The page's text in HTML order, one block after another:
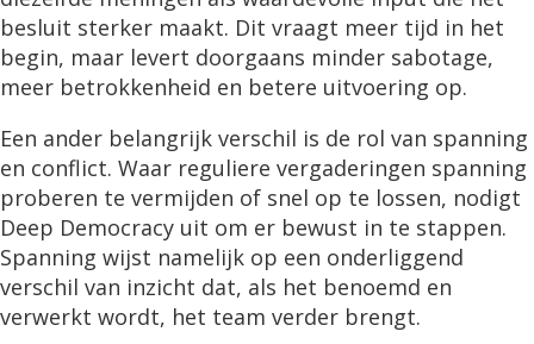
besluit sterker maakt. Dit vraagt meer tijd in het
begin, maar levert doorgaans minder sabotage,
meer betrokkenheid en betere uitvoering op.
Een ander belangrijk verschil is de rol van spanning
en conflict. Waar reguliere vergaderingen spanning
proberen te vermijden of snel op te lossen, nodigt
Deep Democracy uit om er bewust in te stappen.
Spanning wijst namelijk op een onderliggend
verschil van inzicht dat, als het benoemd en
verwerkt wordt, het team verder brengt.